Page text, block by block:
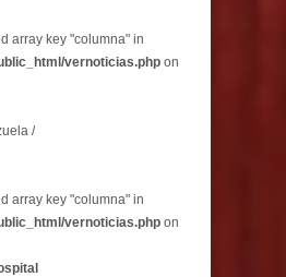
array key "columna" in
vernoticias.php on
/
array key "columna" in
vernoticias.php on